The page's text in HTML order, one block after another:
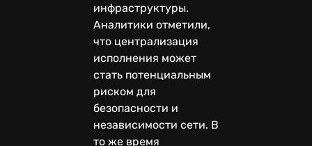
инфраструктуры.
Аналитики отметили,
что централизация
исполнения может
стать потенциальным
риском для
безопасности и
независимости сети. В
то же время